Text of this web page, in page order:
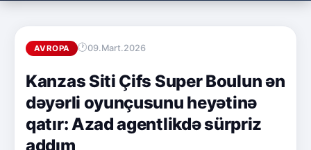
AVROPA 09.Mart.2026
Kanzas Siti Çifs Super Boulun ən
dəyərli oyunçusunu heyətinə
qatır: Azad agentlikdə sürpriz
addım